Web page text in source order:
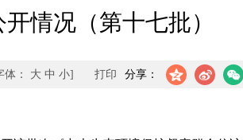
情况（第十七批）
分享：
体： 大 中 小] 打印